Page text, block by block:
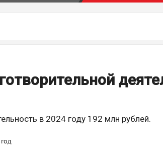
в 2024 году 192 млн рублей.